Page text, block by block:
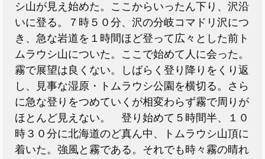
シ山が見え始めた。ここからいったん下り、沢沿
いに登る。７時５０分、沢の分岐コマドリ沢につ
き、急な岩道を１時間ほど登って広々とした前ト
ムラウシ山についた。ここで始めて人に会った。
霧で展望は良くない。しばらく登り降りをくり返
し、見事な湿原・トムラウシ公園を横切る。さら
に急な登りをつめていくが相変わらず霧で周りが
ほとんど見えない。 登り始めて５時間半、１０
時３０分に北海道のど真ん中、トムラウシ山頂に
着いた。強風と霧である。それでも時々霧の晴れ